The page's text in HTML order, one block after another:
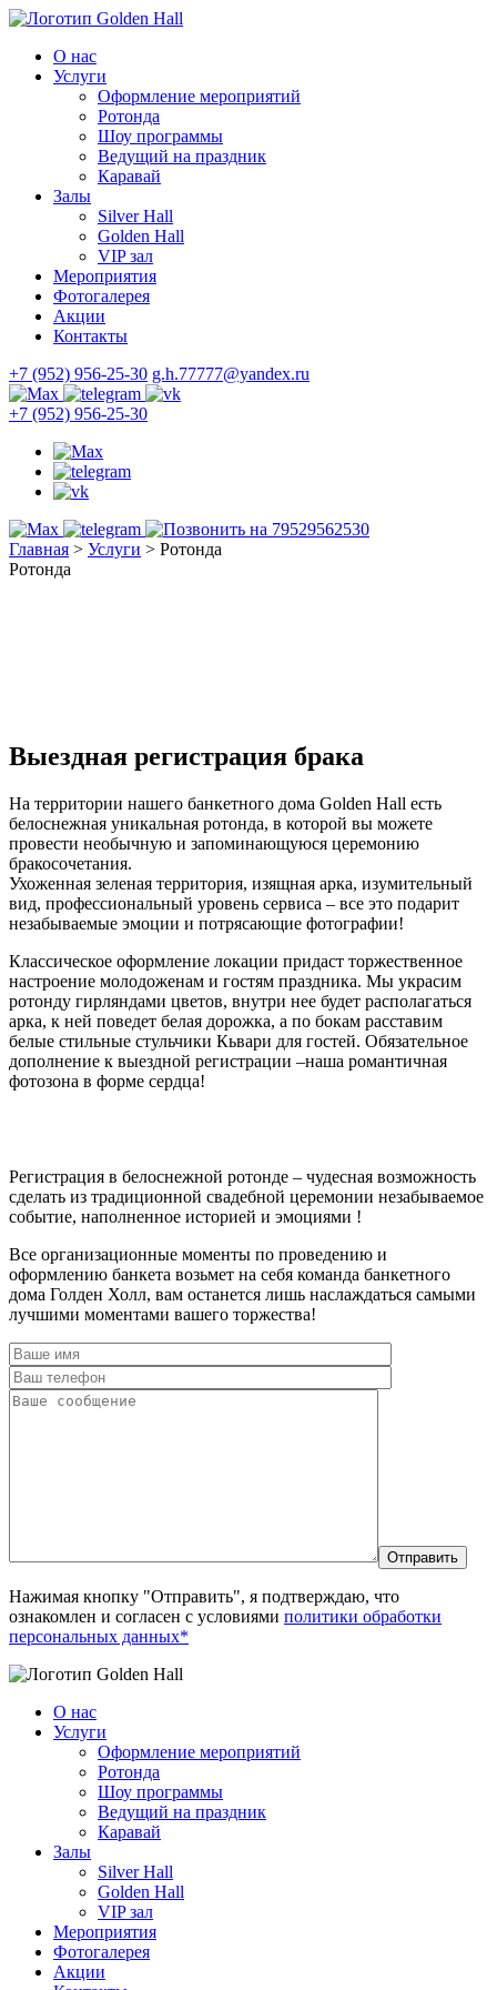
О нас
Услуги
Оформление мероприятий
Ротонда
Шоу программы
Ведущий на праздник
Каравай
Залы
Silver Hall
Golden Hall
VIP зал
Мероприятия
Фотогалерея
Акции
Контакты
+7 (952) 956-25-30 g.h.77777@yandex.ru
+7 (952) 956-25-30
Главная > Услуги > Ротонда
Ротонда
Выездная регистрация брака
На территории нашего банкетного дома Golden Hall есть
белоснежная уникальная ротонда, в которой вы можете
провести необычную и запоминающуюся церемонию
бракосочетания.
Ухоженная зеленая территория, изящная арка, изумительный
вид, профессиональный уровень сервиса – все это подарит
незабываемые эмоции и потрясающие фотографии!
Классическое оформление локации придаст торжественное
настроение молодоженам и гостям праздника. Мы украсим
ротонду гирляндами цветов, внутри нее будет располагаться
арка, к ней поведет белая дорожка, а по бокам расставим
белые стильные стульчики Кьвари для гостей. Обязательное
дополнение к выездной регистрации –наша романтичная
фотозона в форме сердца!
Регистрация в белоснежной ротонде – чудесная возможность
сделать из традиционной свадебной церемонии незабываемое
событие, наполненное историей и эмоциями !
Все организационные моменты по проведению и
оформлению банкета возьмет на себя команда банкетного
дома Голден Холл, вам останется лишь наслаждаться самыми
лучшими моментами вашего торжества!
Нажимая кнопку "Отправить", я подтверждаю, что
ознакомлен и согласен с условиями политики обработки
персональных данных*
О нас
Услуги
Оформление мероприятий
Ротонда
Шоу программы
Ведущий на праздник
Каравай
Залы
Silver Hall
Golden Hall
VIP зал
Мероприятия
Фотогалерея
Акции